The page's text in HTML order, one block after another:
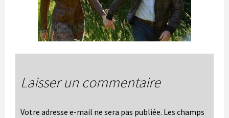
Laisser un commentaire
Votre adresse e-mail ne sera pas publiée. Les champs